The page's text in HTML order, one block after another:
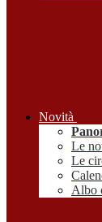
Novità
Le
Le
Albo